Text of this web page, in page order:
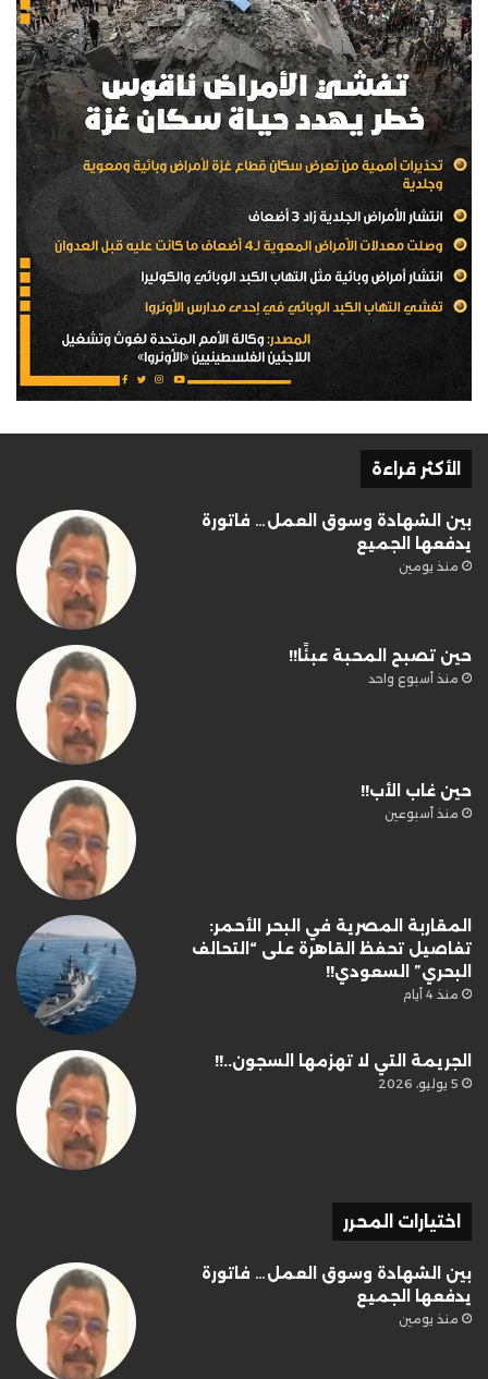
الأكثر قراءة
بين الشهادة وسوق العمل… فاتورة
يدفعها الجميع
منذ يومين
حين تصبح المحبة عبئًا!!
منذ أسبوع واحد
حين غاب الأب!!
منذ أسبوعين
المقاربة المصرية في البحر الأحمر:
تفاصيل تحفظ القاهرة على “التحالف
البحري” السعودي!!
منذ 4 أيام
الجريمة التي لا تهزمها السجون..!!
5 يوليو، 2026
اختيارات المحرر
بين الشهادة وسوق العمل… فاتورة
يدفعها الجميع
منذ يومين